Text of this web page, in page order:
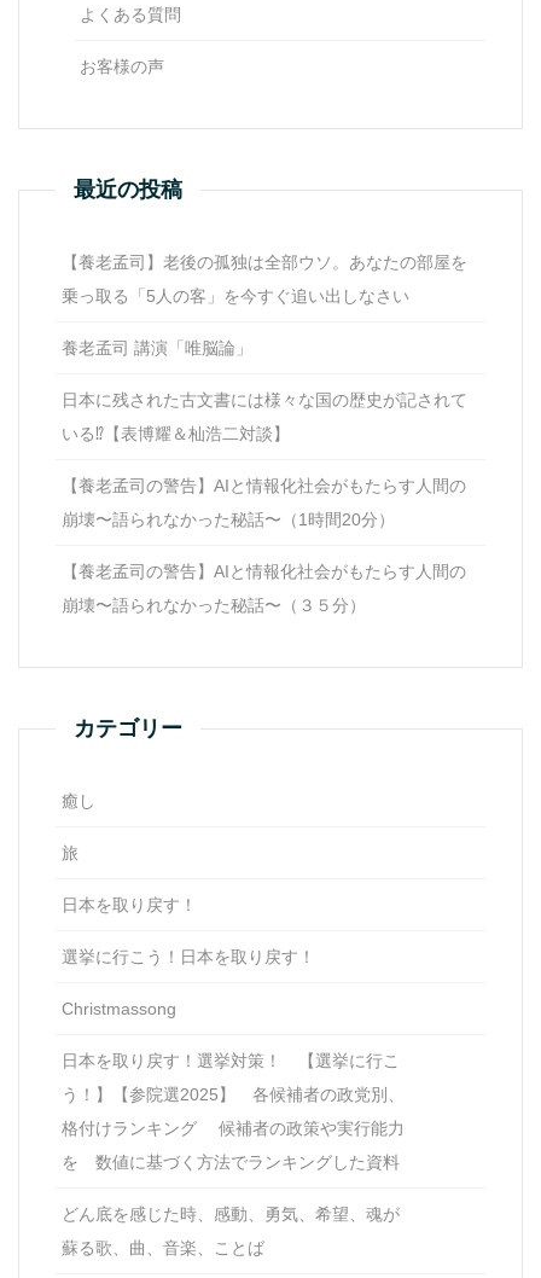
よくある質問
お客様の声
最近の投稿
【養老孟司】老後の孤独は全部ウソ。あなたの部屋を
乗っ取る「5人の客」を今すぐ追い出しなさい
養老孟司 講演「唯脳論」
日本に残された古文書には様々な国の歴史が記されて
いる⁉【表博耀＆杣浩二対談】
【養老孟司の警告】AIと情報化社会がもたらす人間の
崩壊〜語られなかった秘話〜（1時間20分）
【養老孟司の警告】AIと情報化社会がもたらす人間の
崩壊〜語られなかった秘話〜（３５分）
カテゴリー
癒し
旅
日本を取り戻す！
選挙に行こう！日本を取り戻す！
Christmassong
日本を取り戻す！選挙対策！ 【選挙に行こ
う！】【参院選2025】 各候補者の政党別、
格付けランキング 候補者の政策や実行能力
を 数値に基づく方法でランキングした資料
どん底を感じた時、感動、勇気、希望、魂が
蘇る歌、曲、音楽、ことば